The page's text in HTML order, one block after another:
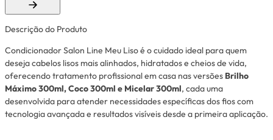
Descrição do Produto
Condicionador Salon Line Meu Liso é o cuidado ideal para quem
deseja cabelos lisos mais alinhados, hidratados e cheios de vida,
oferecendo tratamento profissional em casa nas versões Brilho
Máximo 300ml, Coco 300ml e Micelar 300ml, cada uma
desenvolvida para atender necessidades específicas dos fios com
tecnologia avançada e resultados visíveis desde a primeira aplicação.